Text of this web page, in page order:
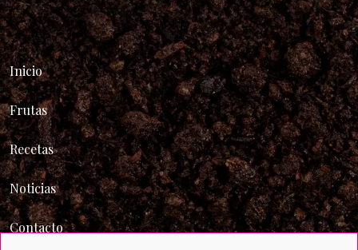
Inicio
Frutas
Recetas
Noticias
Contacto